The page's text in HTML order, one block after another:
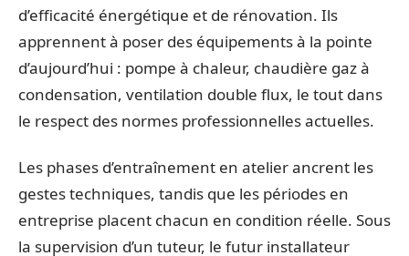
d’efficacité énergétique et de rénovation. Ils
apprennent à poser des équipements à la pointe
d’aujourd’hui : pompe à chaleur, chaudière gaz à
condensation, ventilation double flux, le tout dans
le respect des normes professionnelles actuelles.
Les phases d’entraînement en atelier ancrent les
gestes techniques, tandis que les périodes en
entreprise placent chacun en condition réelle. Sous
la supervision d’un tuteur, le futur installateur